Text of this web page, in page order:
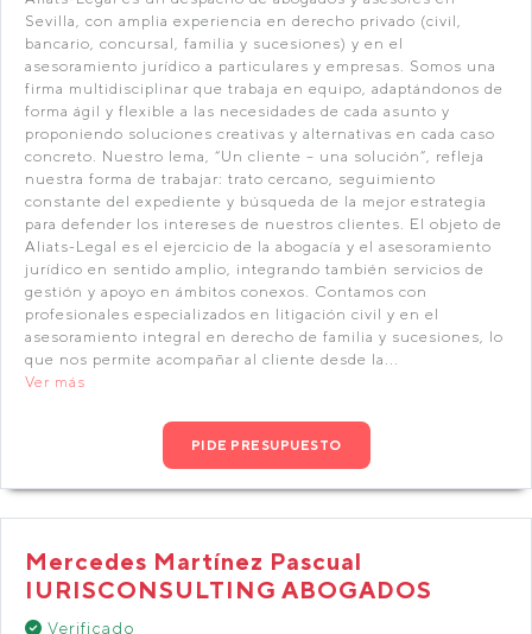
Sevilla, con amplia experiencia en derecho privado (civil,
bancario, concursal, familia y sucesiones) y en el
asesoramiento jurídico a particulares y empresas. Somos una
firma multidisciplinar que trabaja en equipo, adaptándonos de
forma ágil y flexible a las necesidades de cada asunto y
proponiendo soluciones creativas y alternativas en cada caso
concreto. Nuestro lema, “Un cliente – una solución”, refleja
nuestra forma de trabajar: trato cercano, seguimiento
constante del expediente y búsqueda de la mejor estrategia
para defender los intereses de nuestros clientes. El objeto de
Aliats-Legal es el ejercicio de la abogacía y el asesoramiento
jurídico en sentido amplio, integrando también servicios de
gestión y apoyo en ámbitos conexos. Contamos con
profesionales especializados en litigación civil y en el
asesoramiento integral en derecho de familia y sucesiones, lo
que nos permite acompañar al cliente desde la...
Ver más
PIDE PRESUPUESTO
Mercedes Martínez Pascual
IURISCONSULTING ABOGADOS
Verificado